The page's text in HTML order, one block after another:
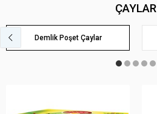
ÇAYLAR
Demlik Poşet Çaylar